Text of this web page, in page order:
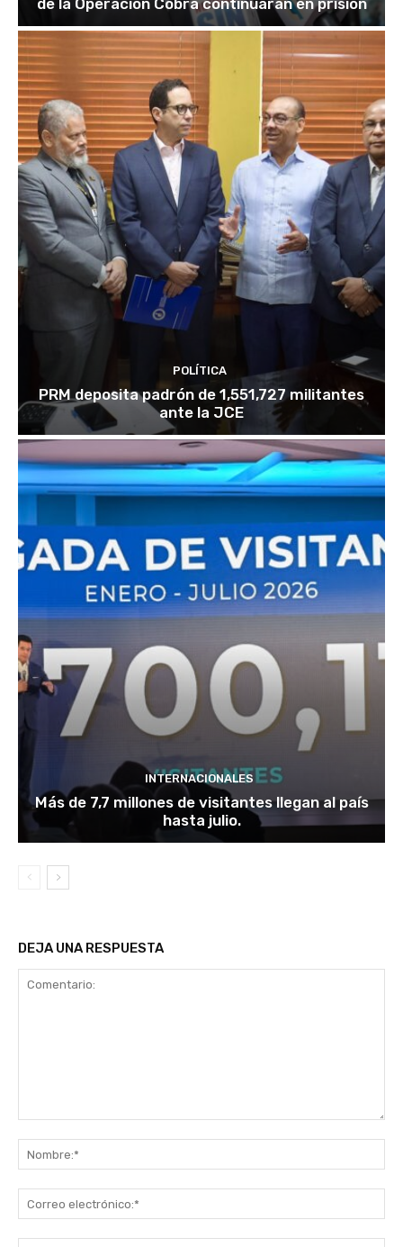
POLÍTICA
PRM deposita padrón de 1,551,727 militantes
ante la JCE
INTERNACIONALES
Más de 7,7 millones de visitantes llegan al país
hasta julio.
DEJA UNA RESPUESTA